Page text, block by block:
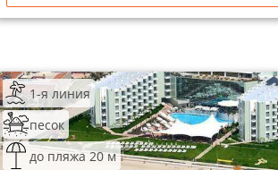
1-я линия
песок
до пляжа 20 м